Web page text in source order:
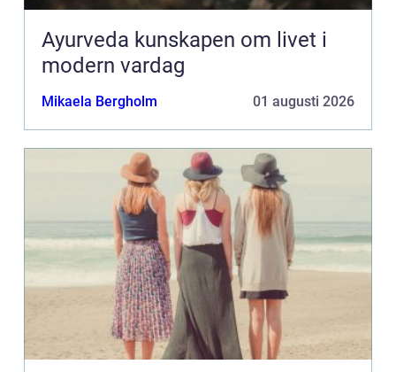
Ayurveda kunskapen om livet i
modern vardag
Mikaela Bergholm 01 augusti 2026